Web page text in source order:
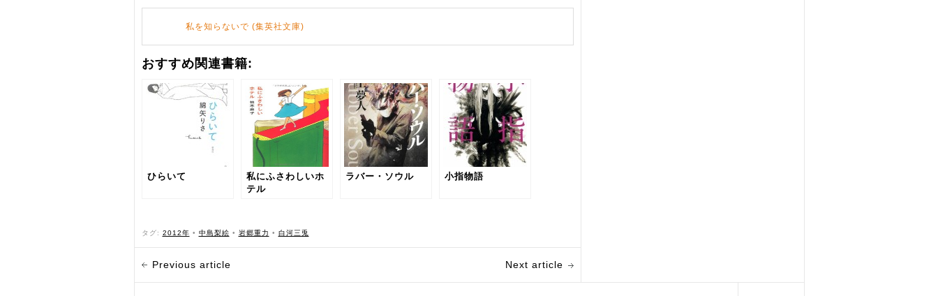
私を知らないで (集英社文庫)
おすすめ関連書籍:
ひらいて
私にふさわしいホ
テル
ラバー・ソウル 小指物語
タグ: 2012年 • 中島梨絵 • 岩郷重力 • 白河三兎
Previous article Next article